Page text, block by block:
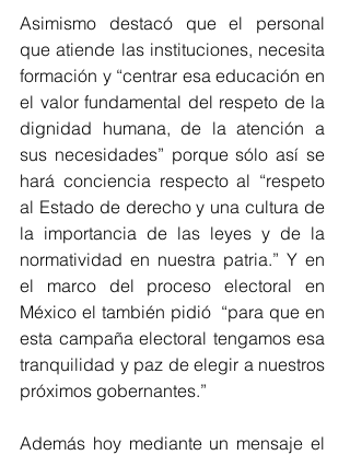
Asimismo destacó que el personal
que atiende las instituciones, necesita
formación y “centrar esa educación en
el valor fundamental del respeto de la
dignidad humana, de la atención a
sus necesidades” porque sólo así se
hará conciencia respecto al “respeto
al Estado de derecho y una cultura de
la importancia de las leyes y de la
normatividad en nuestra patria.” Y en
el marco del proceso electoral en
México el también pidió  “para que en
esta campaña electoral tengamos esa
tranquilidad y paz de elegir a nuestros
próximos gobernantes.”
Además hoy mediante un mensaje el